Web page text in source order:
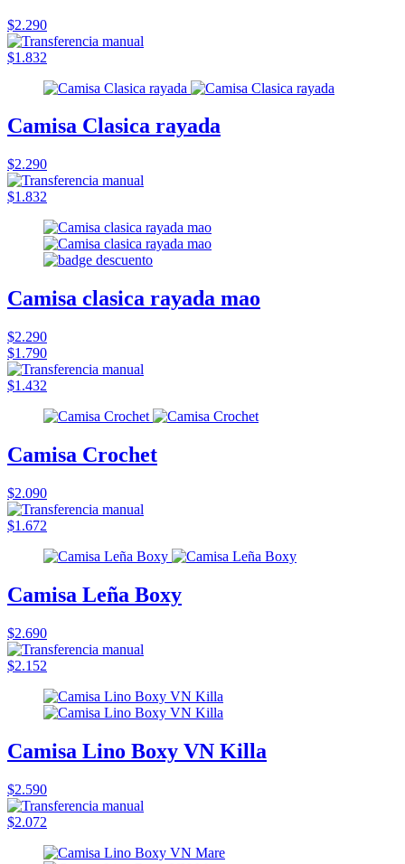
$2.290
$1.832
Camisa Clasica rayada
$2.290
$1.832
Camisa clasica rayada mao
$2.290
$1.790
$1.432
Camisa Crochet
$2.090
$1.672
Camisa Leña Boxy
$2.690
$2.152
Camisa Lino Boxy VN Killa
$2.590
$2.072